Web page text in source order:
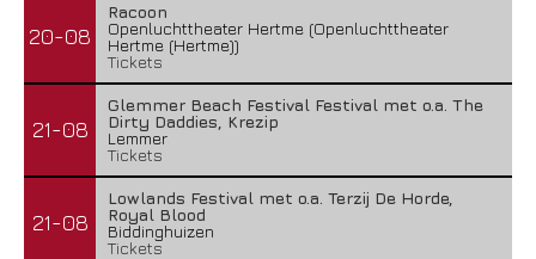
20-08
Racoon
Openluchttheater Hertme (Openluchttheater
Hertme (Hertme))
Tickets
21-08
Glemmer Beach Festival Festival met o.a. The
Dirty Daddies, Krezip
Lemmer
Tickets
21-08
Lowlands Festival met o.a. Terzij De Horde,
Royal Blood
Biddinghuizen
Tickets